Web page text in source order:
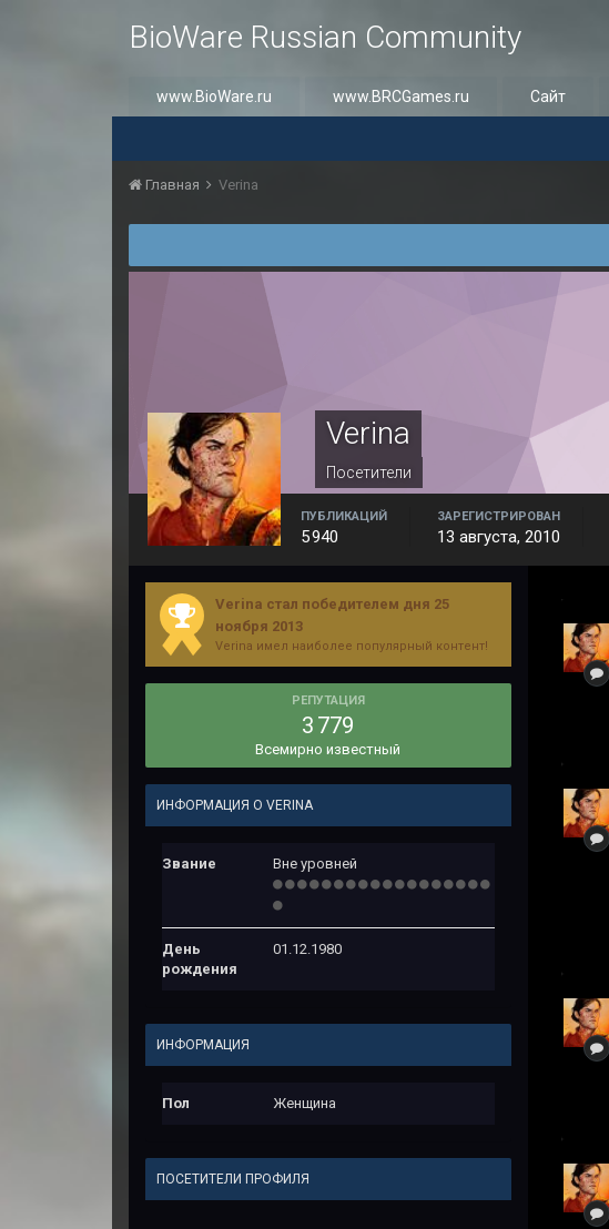
BioWare Russian Community
www.BioWare.ru www.BRCGames.ru Сайт
Главная Verina
Verina
Посетители
ПУБЛИКАЦИЙ
5 940
ЗАРЕГИСТРИРОВАН
13 августа, 2010
Verina стал победителем дня 25
ноября 2013
Verina имел наиболее популярный контент!
РЕПУТАЦИЯ
3 779
Всемирно известный
ИНФОРМАЦИЯ О VERINA
Звание Вне уровней
День
рождения
01.12.1980
ИНФОРМАЦИЯ
Пол Женщина
ПОСЕТИТЕЛИ ПРОФИЛЯ